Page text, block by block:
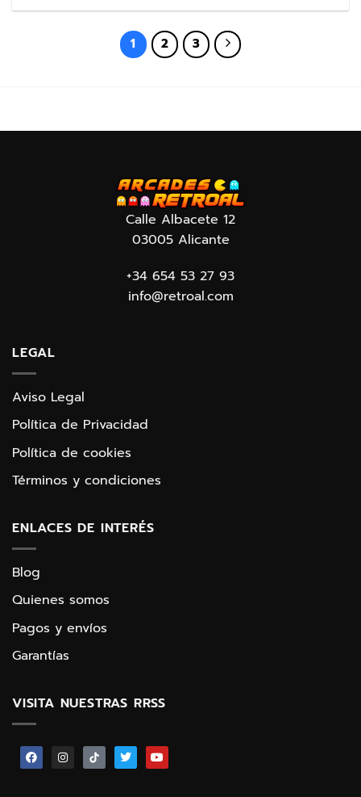
1 2 3
Calle Albacete 12
03005 Alicante
+34 654 53 27 93
info@retroal.com
LEGAL
Aviso Legal
Política de Privacidad
Política de cookies
Términos y condiciones
ENLACES DE INTERÉS
Blog
Quienes somos
Pagos y envíos
Garantías
VISITA NUESTRAS RRSS